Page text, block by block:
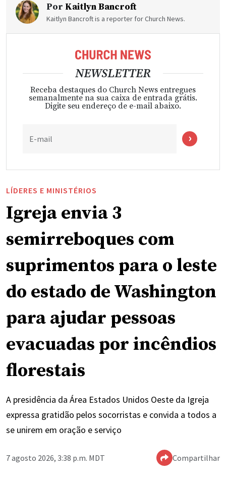
Por Kaitlyn Bancroft
Kaitlyn Bancroft is a reporter for Church News.
NEWSLETTER
Receba destaques do Church News entregues
semanalmente na sua caixa de entrada grátis.
Digite seu endereço de e-mail abaixo.
E-mail
LÍDERES E MINISTÉRIOS
Igreja envia 3
semirreboques com
suprimentos para o leste
do estado de Washington
para ajudar pessoas
evacuadas por incêndios
florestais
A presidência da Área Estados Unidos Oeste da Igreja
expressa gratidão pelos socorristas e convida a todos a
se unirem em oração e serviço
7 agosto 2026, 3:38 p.m. MDT Compartilhar